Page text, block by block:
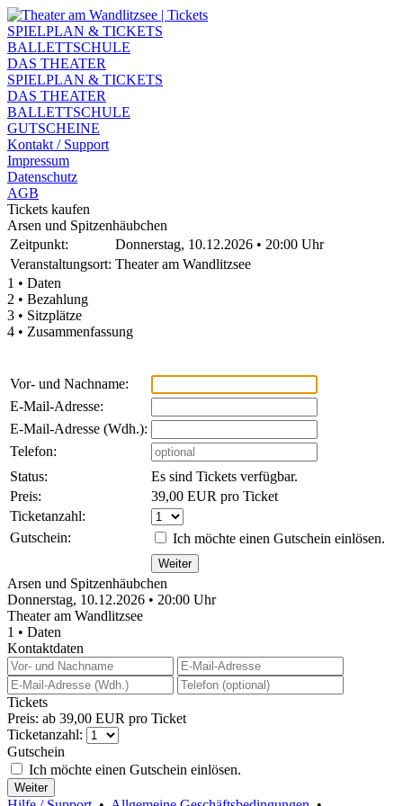
SPIELPLAN & TICKETS
BALLETTSCHULE
DAS THEATER
SPIELPLAN & TICKETS
DAS THEATER
BALLETTSCHULE
GUTSCHEINE
Kontakt / Support
Impressum
Datenschutz
AGB
Tickets kaufen
Arsen und Spitzenhäubchen
Zeitpunkt:
Donnerstag, 10.12.2026 • 20:00 Uhr
Veranstaltungsort: Theater am Wandlitzsee
1 • Daten
2 • Bezahlung
3 • Sitzplätze
4 • Zusammenfassung
Vor- und Nachname:
E-Mail-Adresse:
E-Mail-Adresse (Wdh.):
Telefon:
Status:
Es sind Tickets verfügbar.
Preis:
39,00 EUR pro Ticket
Ticketanzahl:
Gutschein:
Ich möchte einen Gutschein einlösen.
Arsen und Spitzenhäubchen
Donnerstag, 10.12.2026 • 20:00 Uhr
Theater am Wandlitzsee
1 • Daten
Kontaktdaten
Tickets
Preis: ab 39,00 EUR pro Ticket
Ticketanzahl:
Gutschein
Ich möchte einen Gutschein einlösen.